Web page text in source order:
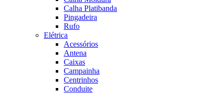
Calha Platibanda
Pingadeira
Rufo
Elétrica
Acessórios
Antena
Caixas
Campainha
Centrinhos
Conduite